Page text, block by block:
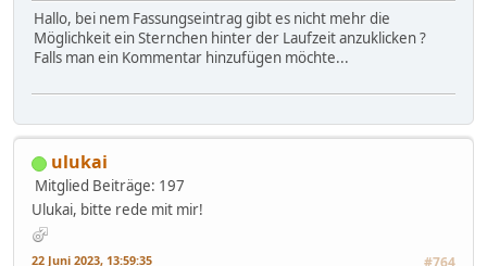
Hallo, bei nem Fassungseintrag gibt es nicht mehr die
Möglichkeit ein Sternchen hinter der Laufzeit anzuklicken ?
Falls man ein Kommentar hinzufügen möchte...
ulukai
Mitglied Beiträge: 197
Ulukai, bitte rede mit mir!
22 Juni 2023, 13:59:35 #764